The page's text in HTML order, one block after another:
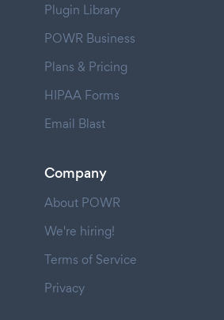
Plugin Library
POWR Business
Plans & Pricing
HIPAA Forms
Email Blast
Company
About POWR
We're hiring!
Terms of Service
Privacy